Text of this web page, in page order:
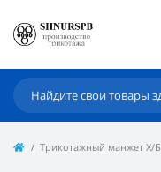
Трикотажный манжет Х/Б